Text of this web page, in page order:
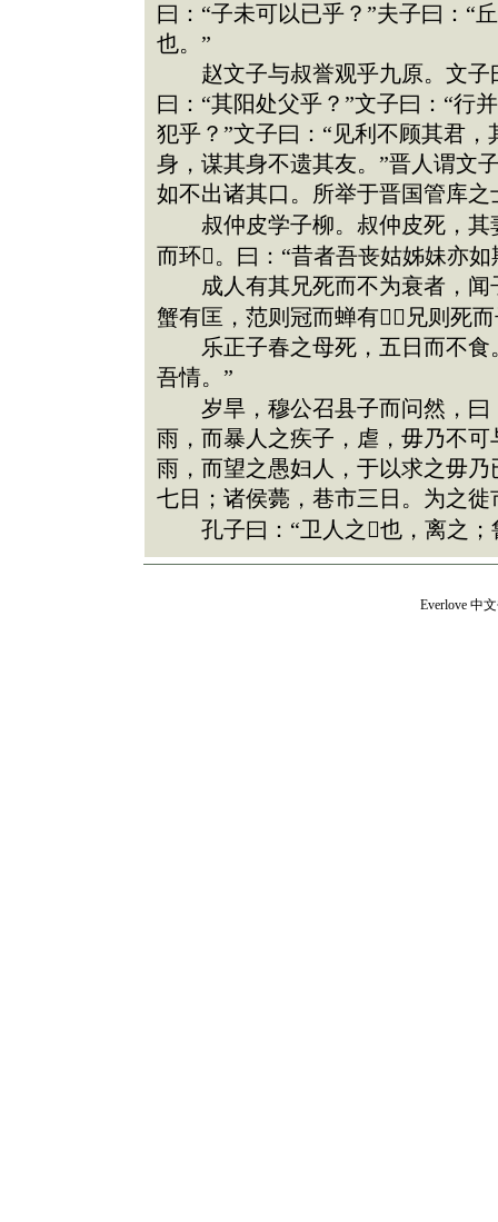
曰：“子未可以已乎？”夫子曰：“
也。”
赵文子与叔誉观乎九原。文子
曰：“其阳处父乎？”文子曰：“行
犯乎？”文子曰：“见利不顾其君
身，谋其身不遗其友。”晋人谓文
如不出诸其口。所举于晋国管库
叔仲皮学子柳。叔仲皮死，其
而环。曰：“昔者吾丧姑姊妹亦
成人有其兄死而不为衰者，闻
蟹有匡，范则冠而蝉有，兄则死
乐正子春之母死，五日而不食
吾情。”
岁旱，穆公召县子而问然，曰
雨，而暴人之疾子，虐，毋乃不
雨，而望之愚妇人，于以求之毋
七日；诸侯薨，巷市三日。为之徙
孔子曰：“卫人之也，离之；
Everlove中文